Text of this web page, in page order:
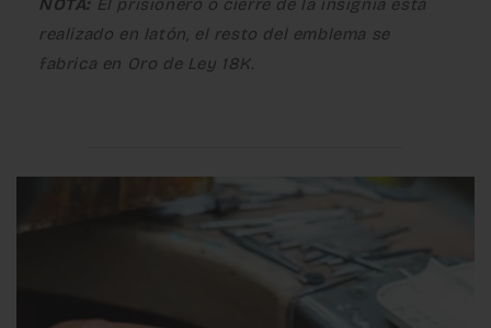
NOTA: El prisionero o cierre de la insignia está
realizado en latón, el resto del emblema se
fabrica en Oro de Ley 18K.